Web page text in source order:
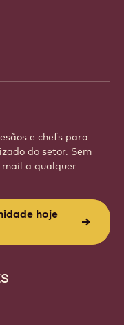
e chefs para
do setor. Sem
a qualquer
hoje